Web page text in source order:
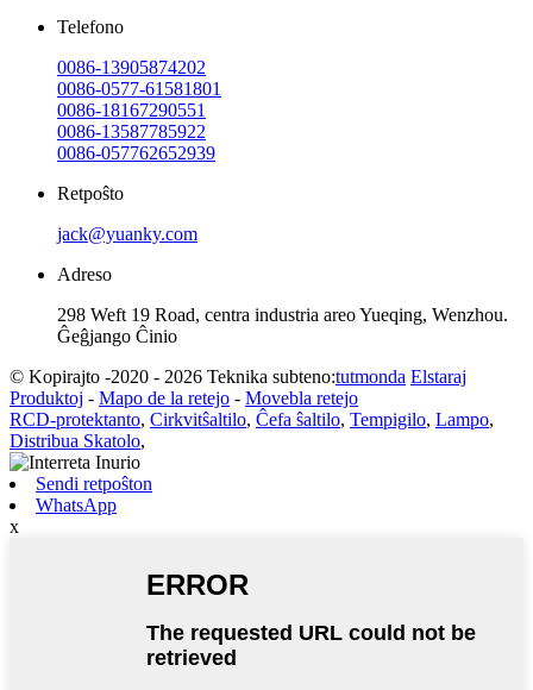
Telefono
0086-13905874202
0086-0577-61581801
0086-18167290551
0086-13587785922
0086-057762652939
Retpoŝto
jack@yuanky.com
Adreso
298 Weft 19 Road, centra industria areo Yueqing, Wenzhou.
Ĝeĝjango Ĉinio
© Kopirajto -2020 - 2026 Teknika subteno:tutmonda Elstaraj
Produktoj - Mapo de la retejo - Movebla retejo
RCD-protektanto, Cirkvitŝaltilo, Ĉefa ŝaltilo, Tempigilo, Lampo,
Distribua Skatolo,
Sendi retpoŝton
WhatsApp
x